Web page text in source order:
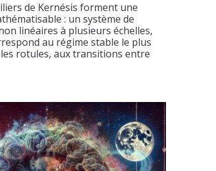
de Kernésis forment une
: un système de
linéaires à plusieurs échelles,
au régime stable le plus
rotules, aux transitions entre